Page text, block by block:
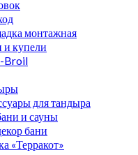
монтажная
купели
Broil
для тандыра
и сауны
бани
«Терракот»